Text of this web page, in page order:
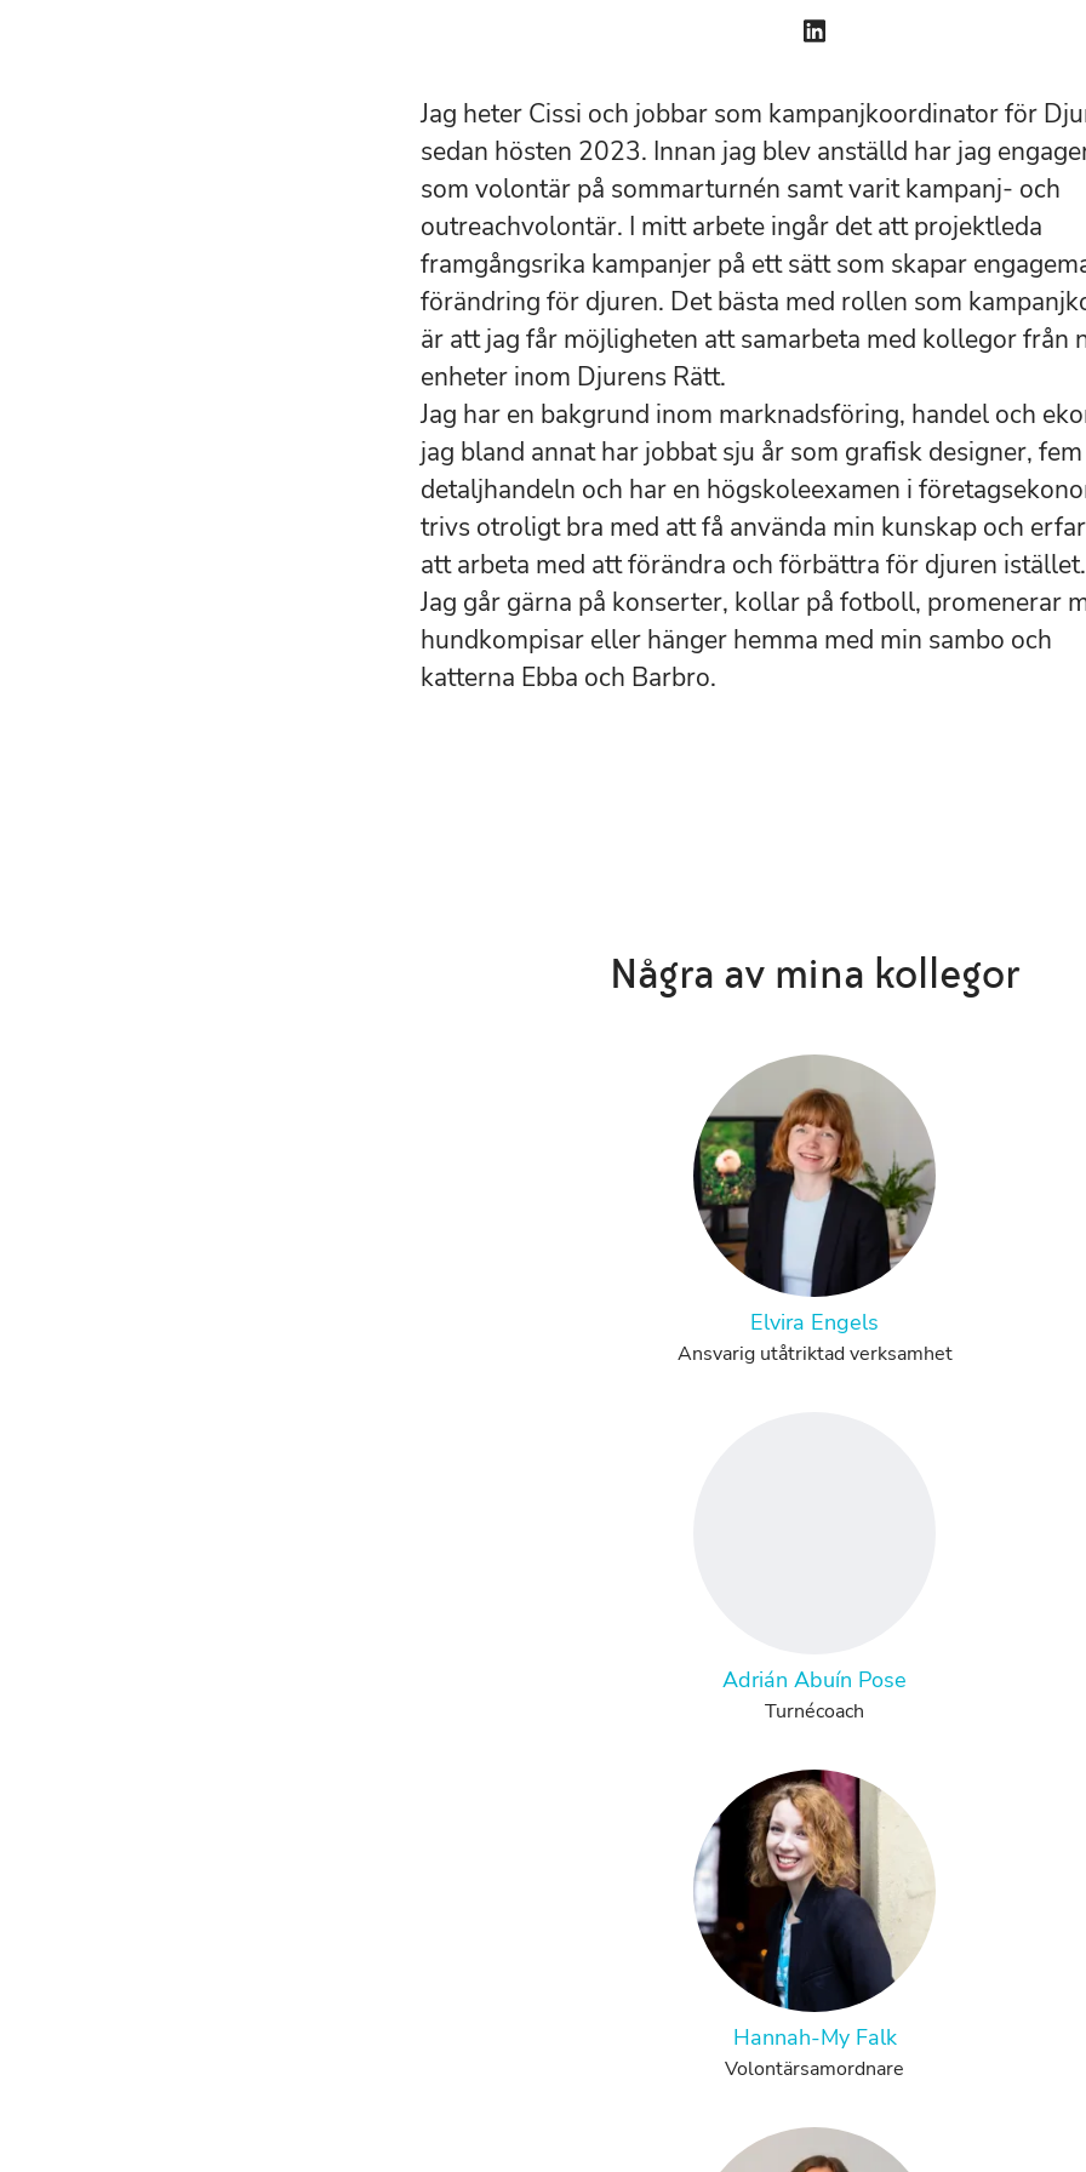
Jag heter Cissi och jobbar som kampanjkoordinator för
sedan hösten 2023. Innan jag blev anställd har jag
som volontär på sommarturnén samt varit kampanj- och
outreachvolontär. I mitt arbete ingår det att projektleda
framgångsrika kampanjer på ett sätt som skapar
förändring för djuren. Det bästa med rollen som
är att jag får möjligheten att samarbeta med kollegor från
enheter inom Djurens Rätt.
Jag har en bakgrund inom marknadsföring, handel och
jag bland annat har jobbat sju år som grafisk designer,
detaljhandeln och har en högskoleexamen i
trivs otroligt bra med att få använda min kunskap och
att arbeta med att förändra och förbättra för djuren istället.
Jag går gärna på konserter, kollar på fotboll, promenerar
hundkompisar eller hänger hemma med min sambo och
katterna Ebba och Barbro.
Några av mina kollegor
Elvira Engels
Ansvarig utåtriktad verksamhet
Adrián Abuín Pose
Turnécoach
Hannah-My Falk
Volontärsamordnare